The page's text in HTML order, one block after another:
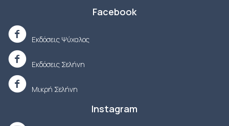
Facebook
Εκδόσεις Ψύχαλος
Εκδόσεις Σελήνη
Μικρή Σελήνη
Instagram